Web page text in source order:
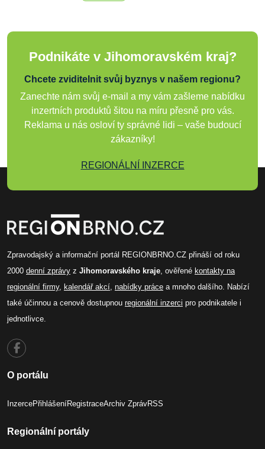
Podnikáte v Jihomoravském kraj?
Chcete zviditelnit svůj byznys v našem regionu?
Zanechte nám svůj e-mail a my vám zašleme nabídku
inzertních produktů šitou na míru přesně pro vás.
Reklama u nás osloví ty správné lidi – vaše budoucí
zákazníky!
REGIONÁLNÍ INZERCE
Zpravodajský a informační portál REGIONBRNO.CZ přináší od roku
2000 denní zprávy z Jihomoravského kraje, ověřené kontakty na
regionální firmy, kalendář akcí, nabídky práce a mnoho dalšího. Nabízí
také účinnou a cenově dostupnou regionální inzerci pro podnikatele i
jednotlivce.
O portálu
InzercePřihlášeníRegistraceArchiv ZprávRSS
Regionální portály